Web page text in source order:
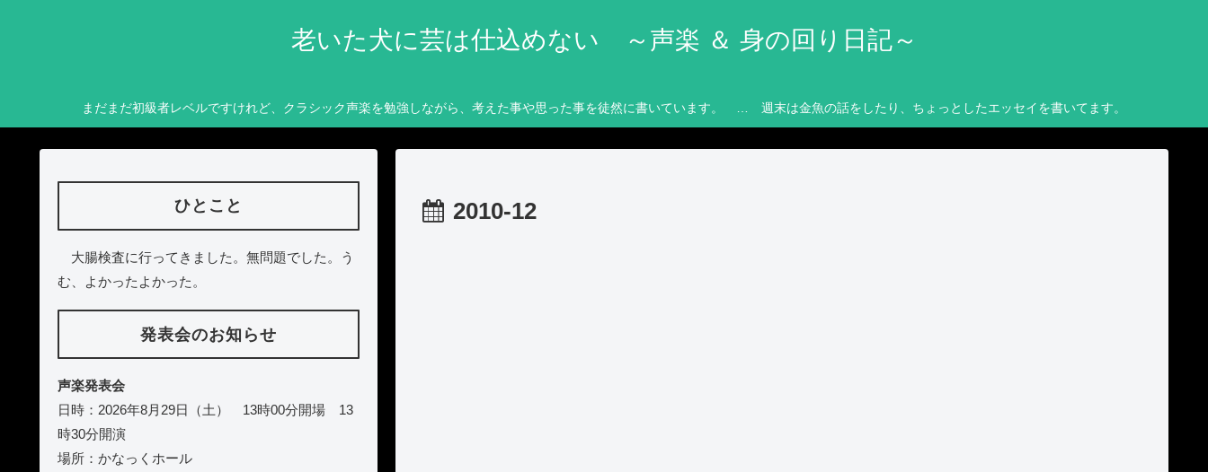
老いた犬に芸は仕込めない ～声楽 ＆ 身の回り日記～
まだまだ初級者レベルですけれど、クラシック声楽を勉強しながら、考えた事や思った事を徒然に書いています。 … 週末は金魚の話をしたり、ちょっとしたエッセイを書いてます。
2010-12
ひとこと
大腸検査に行ってきました。無問題でした。う
む、よかったよかった。
発表会のお知らせ
声楽発表会
日時：2026年8月29日（土） 13時00分開場 13
時30分開演
場所：かなっくホール